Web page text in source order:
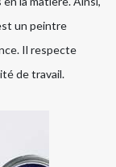
un peintre
Il respecte
de travail.